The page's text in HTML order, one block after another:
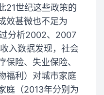
21世纪这些政策的
效甚微也不足为
分析2002、2007
入数据发现，社会
保险、失业保险、
福利）对城市家庭
庭（2013年分别为